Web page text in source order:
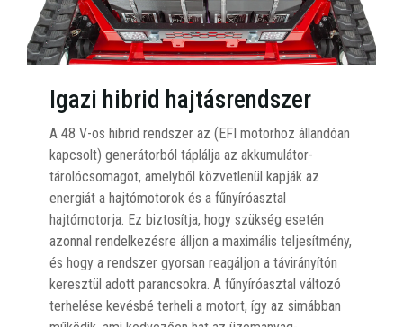
Igazi hibrid hajtásrendszer
A 48 V-os hibrid rendszer az (EFI motorhoz állandóan
kapcsolt) generátorból táplálja az akkumulátor-
tárolócsomagot, amelyből közvetlenül kapják az
energiát a hajtómotorok és a fűnyíróasztal
hajtómotorja. Ez biztosítja, hogy szükség esetén
azonnal rendelkezésre álljon a maximális teljesítmény,
és hogy a rendszer gyorsan reagáljon a távirányítón
keresztül adott parancsokra. A fűnyíróasztal változó
terhelése kevésbé terheli a motort, így az simábban